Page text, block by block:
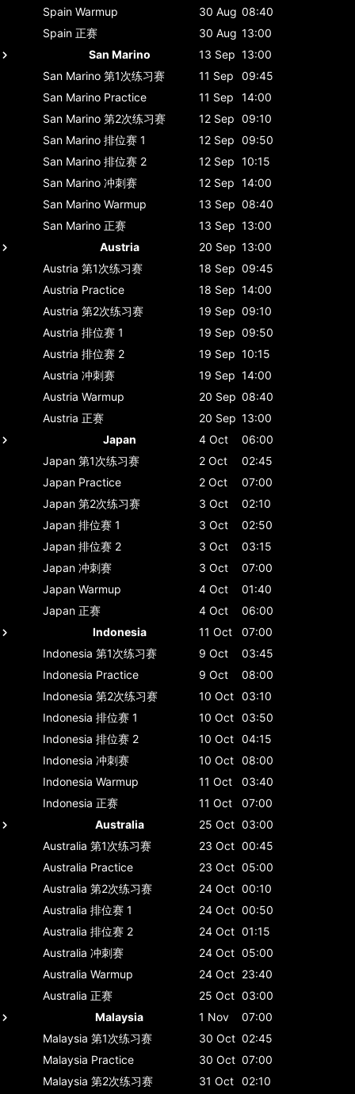
Spain Warmup 30 Aug 08:40
Spain 正赛 30 Aug 13:00
San Marino
13 Sep 13:00
San Marino 第1次练习赛 11 Sep
09:45
San Marino Practice 11 Sep
14:00
San Marino 第2次练习赛 12 Sep 09:10
San Marino 排位赛 1 12 Sep 09:50
San Marino 排位赛 2 12 Sep 10:15
San Marino 冲刺赛 12 Sep 14:00
San Marino Warmup 13 Sep 08:40
San Marino 正赛 13 Sep 13:00
Austria
20 Sep 13:00
Austria 第1次练习赛 18 Sep 09:45
Austria Practice 18 Sep 14:00
Austria 第2次练习赛 19 Sep 09:10
Austria 排位赛 1 19 Sep 09:50
Austria 排位赛 2 19 Sep 10:15
Austria 冲刺赛 19 Sep 14:00
Austria Warmup 20 Sep 08:40
Austria 正赛 20 Sep 13:00
Japan
4 Oct
06:00
Japan 第1次练习赛 2 Oct
02:45
Japan Practice 2 Oct
07:00
Japan 第2次练习赛 3 Oct
02:10
Japan 排位赛 1 3 Oct
02:50
Japan 排位赛 2 3 Oct
03:15
Japan 冲刺赛 3 Oct
07:00
Japan Warmup 4 Oct
01:40
Japan 正赛 4 Oct
06:00
Indonesia
11 Oct
07:00
Indonesia 第1次练习赛 9 Oct
03:45
Indonesia Practice 9 Oct
08:00
Indonesia 第2次练习赛 10 Oct 03:10
Indonesia 排位赛 1 10 Oct 03:50
Indonesia 排位赛 2 10 Oct 04:15
Indonesia 冲刺赛 10 Oct 08:00
Indonesia Warmup 11 Oct
03:40
Indonesia 正赛 11 Oct
07:00
Australia
25 Oct 03:00
Australia 第1次练习赛 23 Oct 00:45
Australia Practice 23 Oct 05:00
Australia 第2次练习赛 24 Oct 00:10
Australia 排位赛 1 24 Oct 00:50
Australia 排位赛 2 24 Oct 01:15
Australia 冲刺赛 24 Oct 05:00
Australia Warmup 24 Oct 23:40
Australia 正赛 25 Oct 03:00
Malaysia
1 Nov
07:00
Malaysia 第1次练习赛 30 Oct 02:45
Malaysia Practice 30 Oct 07:00
Malaysia 第2次练习赛 31 Oct 02:10